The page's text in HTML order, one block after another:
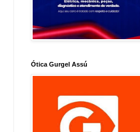
Ótica Gurgel Assú